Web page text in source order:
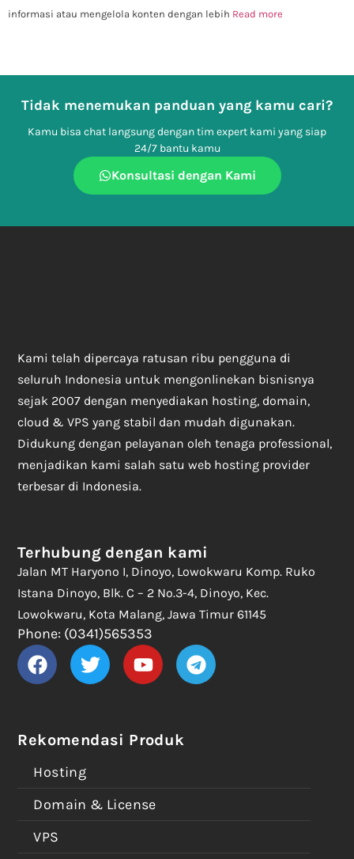
informasi atau mengelola konten dengan lebih Read more
Tidak menemukan panduan yang kamu cari?
Kamu bisa chat langsung dengan tim expert kami yang siap
24/7 bantu kamu
Konsultasi dengan Kami
Kami telah dipercaya ratusan ribu pengguna di
seluruh Indonesia untuk mengonlinekan bisnisnya
sejak 2007 dengan menyediakan hosting, domain,
cloud & VPS yang stabil dan mudah digunakan.
Didukung dengan pelayanan oleh tenaga professional,
menjadikan kami salah satu web hosting provider
terbesar di Indonesia.
Rekomendasi Produk
Hosting
Domain & License
VPS
Terhubung dengan kami
Jalan MT Haryono I, Dinoyo, Lowokwaru Komp. Ruko
Istana Dinoyo, Blk. C – 2 No.3-4, Dinoyo, Kec.
Lowokwaru, Kota Malang, Jawa Timur 61145
Phone: (0341)565353